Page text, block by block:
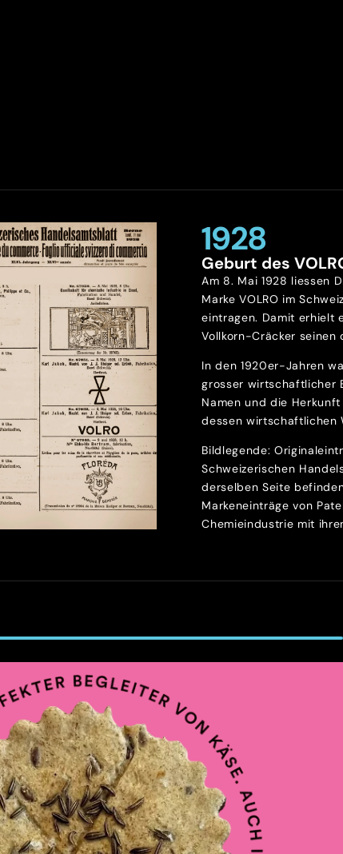
1928
Geburt des
Am 8. Mai 1928 liessen
Marke VOLRO im
eintragen. Damit erhielt
Vollkorn-Cräcker seinen
In den 1920er-Jahren
grosser wirtschaftlicher
Namen und die
dessen wirtschaftlichen
Bildlegende:
Schweizerischen
derselben Seite
Markeneinträge von
Chemieindustrie mit